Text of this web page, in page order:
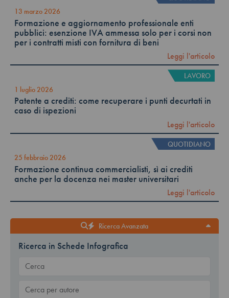
13 marzo 2026
Formazione e aggiornamento professionale enti
pubblici: esenzione IVA ammessa solo per i corsi non
per i contratti misti con fornitura di beni
Leggi l'articolo
LAVORO
1 luglio 2026
Patente a crediti: come recuperare i punti decurtati in
caso di ispezioni
Leggi l'articolo
QUOTIDIANO
25 febbraio 2026
Formazione continua commercialisti, sì ai crediti
anche per la docenza nei master universitari
Leggi l'articolo
Ricerca Avanzata
Ricerca in Schede Infografica